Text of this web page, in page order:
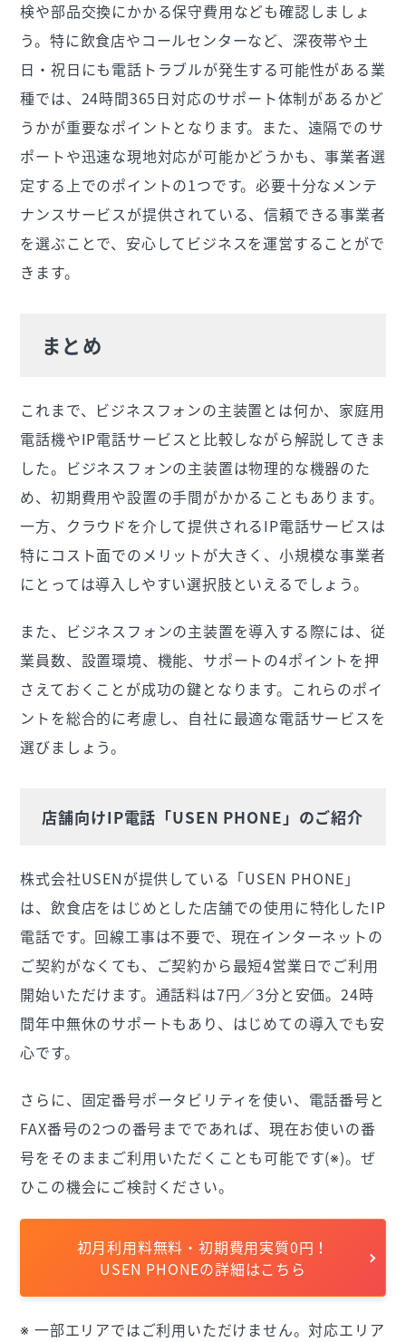
検や部品交換にかかる保守費用なども確認しましょ
う。特に飲食店やコールセンターなど、深夜帯や土
日・祝日にも電話トラブルが発生する可能性がある業
種では、24時間365日対応のサポート体制があるかど
うかが重要なポイントとなります。また、遠隔でのサ
ポートや迅速な現地対応が可能かどうかも、事業者選
定する上でのポイントの1つです。必要十分なメンテ
ナンスサービスが提供されている、信頼できる事業者
を選ぶことで、安心してビジネスを運営することがで
きます。
まとめ
これまで、ビジネスフォンの主装置とは何か、家庭用
電話機やIP電話サービスと比較しながら解説してきま
した。ビジネスフォンの主装置は物理的な機器のた
め、初期費用や設置の手間がかかることもあります。
一方、クラウドを介して提供されるIP電話サービスは
特にコスト面でのメリットが大きく、小規模な事業者
にとっては導入しやすい選択肢といえるでしょう。
また、ビジネスフォンの主装置を導入する際には、従
業員数、設置環境、機能、サポートの4ポイントを押
さえておくことが成功の鍵となります。これらのポイ
ントを総合的に考慮し、自社に最適な電話サービスを
選びましょう。
店舗向けIP電話「USEN PHONE」のご紹介
株式会社USENが提供している「USEN PHONE」
は、飲食店をはじめとした店舗での使用に特化したIP
電話です。回線工事は不要で、現在インターネットの
ご契約がなくても、ご契約から最短4営業日でご利用
開始いただけます。通話料は7円／3分と安価。24時
間年中無休のサポートもあり、はじめての導入でも安
心です。
さらに、固定番号ポータビリティを使い、電話番号と
FAX番号の2つの番号までであれば、現在お使いの番
号をそのままご利用いただくことも可能です(※)。ぜ
ひこの機会にご検討ください。
初月利用料無料・初期費用実質0円！
USEN PHONEの詳細はこちら
※ 一部エリアではご利用いただけません。対応エリア